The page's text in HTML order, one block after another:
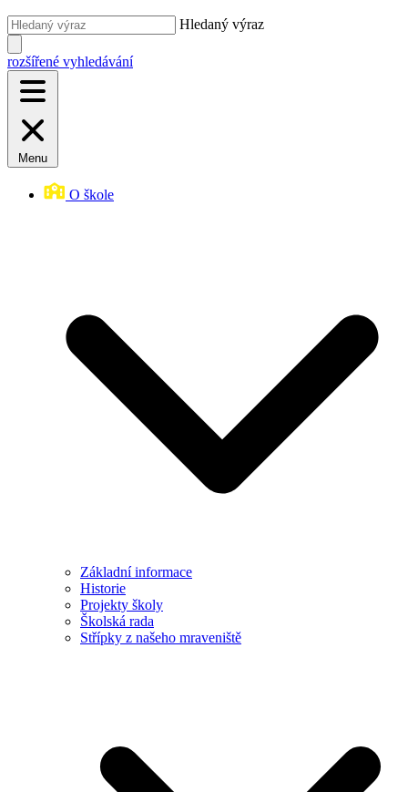
Hledaný výraz
rozšířené vyhledávání
Menu
O škole
Základní informace
Historie
Projekty školy
Školská rada
Střípky z našeho mraveniště